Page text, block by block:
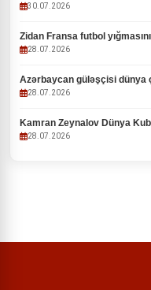
30.07.2026
Zidan Fransa futbol
28.07.2026
Azərbaycan güləşçisi dünya
28.07.2026
Kamran Zeynalov Dünya
28.07.2026